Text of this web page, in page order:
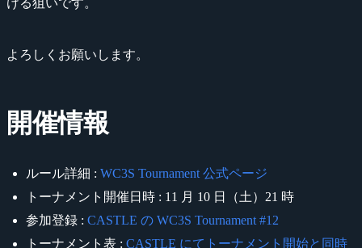
よろしくお願いします。
開催情報
ルール詳細 : WC3S Tournament 公式ページ
トーナメント開催日時 : 11 月 10 日（土）21 時
参加登録 : CASTLE の WC3S Tournament #12
トーナメント表 : CASTLE にてトーナメント開始と同時